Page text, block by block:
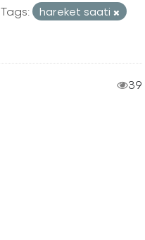
Tags:
hareket saati
39